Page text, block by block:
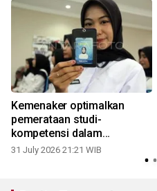
Kemenaker optimalkan
pemerataan studi-
kompetensi dalam
MagangHub 2026
31 July 2026 21:21 WIB